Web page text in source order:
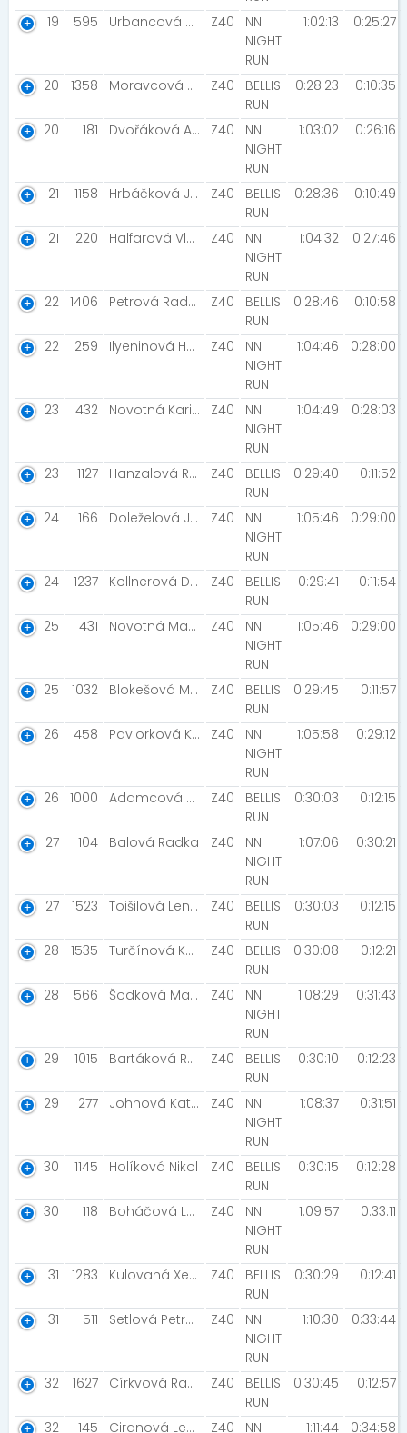
19
595 Urbancová Marta Z40
NN
NIGHT
RUN
1:02:13 0:25:27
20 1358 Moravcová Renáta Z40
BELLIS
RUN
0:28:23 0:10:35
20 181 Dvořáková Anna [MIZUNO VODIČI] Z40
NN
NIGHT
RUN
1:03:02 0:26:16
21 1158 Hrbáčková Jana Z40
BELLIS
RUN
0:28:36 0:10:49
21 220 Halfarová Vladimíra Z40
NN
NIGHT
RUN
1:04:32 0:27:46
22 1406 Petrová Radka Z40
BELLIS
RUN
0:28:46 0:10:58
22 259 Ilyeninová Hana Z40
NN
NIGHT
RUN
1:04:46 0:28:00
23 432 Novotná Karin [Tak to vymysli ty.] Z40
NN
NIGHT
RUN
1:04:49 0:28:03
23 1127 Hanzalová Renata [MIZUNO TEAM / NIGHT RUN TEAM] Z40
BELLIS
RUN
0:29:40 0:11:52
24 166 Doleželová Jaroslava Z40
NN
NIGHT
RUN
1:05:46 0:29:00
24 1237 Kollnerová Denisa Z40
BELLIS
RUN
0:29:41 0:11:54
25 431 Novotná Magdaléna Z40
NN
NIGHT
RUN
1:05:46 0:29:00
25 1032 Blokešová Marie [Canicross Opava] Z40
BELLIS
RUN
0:29:45 0:11:57
26 458 Pavlorková Kateřina Z40
NN
NIGHT
RUN
1:05:58 0:29:12
26 1000 Adamcová Anna Z40
BELLIS
RUN
0:30:03 0:12:15
27 104 Balová Radka Z40
NN
NIGHT
RUN
1:07:06 0:30:21
27 1523 Toišilová Lenka Z40
BELLIS
RUN
0:30:03 0:12:15
28 1535 Turčínová Karla Z40
BELLIS
RUN
0:30:08 0:12:21
28 566 Šodková Marie [NN2023] Z40
NN
NIGHT
RUN
1:08:29 0:31:43
29 1015 Bartáková Renáta Z40
BELLIS
RUN
0:30:10 0:12:23
29 277 Johnová Kateřina Z40
NN
NIGHT
RUN
1:08:37 0:31:51
30 1145 Holíková Nikol Z40
BELLIS
RUN
0:30:15 0:12:28
30 118 Boháčová Lucie Z40
NN
NIGHT
RUN
1:09:57 0:33:11
31 1283 Kulovaná Xenie Z40
BELLIS
RUN
0:30:29 0:12:41
31 511 Setlová Petra [NN2024] Z40
NN
NIGHT
RUN
1:10:30 0:33:44
32 1627 Církvová Radka Z40
BELLIS
RUN
0:30:45 0:12:57
32 145 Ciranová Lenka Z40
NN
1:11:44 0:34:58